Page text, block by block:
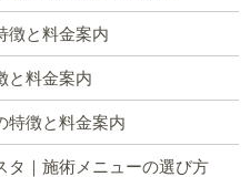
徴と料金案内
と料金案内
特徴と料金案内
タ｜施術メニューの選び方